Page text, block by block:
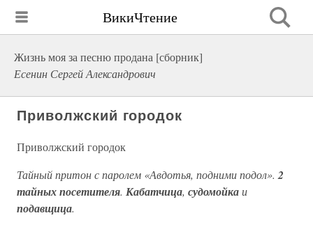
ВикиЧтение
Жизнь моя за песню продана [сборник]
Есенин Сергей Александрович
Приволжский городок
Приволжский городок
Тайный притон с паролем «Авдотья, подними подол». 2
тайных посетителя. Кабатчица, судомойкаи
подавщица.